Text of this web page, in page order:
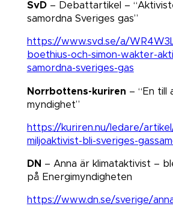
SvD– Debattartikel –
samordna Sveriges gas”​​​​​​​
https://www.svd.se/a/
boethius-och-simon-wakter-
samordna-sveriges-gas
Norrbottens-kuriren – “En till
myndighet​​​​​​​”
https://kuriren.nu/ledare/
miljoaktivist-bli-sveriges-
DN – Anna är klimataktivist –
på Energimyndigheten
https://www.dn.se/sverige/